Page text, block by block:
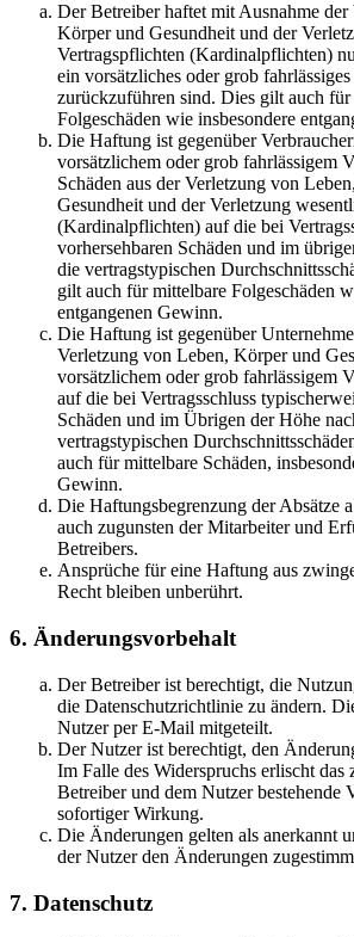
Der Betreiber haftet mit Ausnahme
Körper und Gesundheit und der
Vertragspflichten (Kardinalpflichten)
ein vorsätzliches oder grob
zurückzuführen sind. Dies gilt auch für
Folgeschäden wie insbesondere
Die Haftung ist gegenüber
vorsätzlichem oder grob fahrlässigem
Schäden aus der Verletzung von
Gesundheit und der Verletzung
(Kardinalpflichten) auf die bei
vorhersehbaren Schäden und im
die vertragstypischen
gilt auch für mittelbare Folgeschäden
entgangenen Gewinn.
Die Haftung ist gegenüber
Verletzung von Leben, Körper und
vorsätzlichem oder grob fahrlässigem
auf die bei Vertragsschluss
Schäden und im Übrigen der Höhe
vertragstypischen
auch für mittelbare Schäden,
Gewinn.
Die Haftungsbegrenzung der Absätze
auch zugunsten der Mitarbeiter und
Betreibers.
Ansprüche für eine Haftung aus
Recht bleiben unberührt.
6. Änderungsvorbehalt
Der Betreiber ist berechtigt, die
die Datenschutzrichtlinie zu ändern.
Nutzer per E-Mail mitgeteilt.
Der Nutzer ist berechtigt, den
Im Falle des Widerspruchs erlischt das
Betreiber und dem Nutzer bestehende
sofortiger Wirkung.
Die Änderungen gelten als anerkannt
der Nutzer den Änderungen
7. Datenschutz